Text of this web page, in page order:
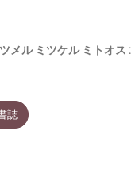
メル ミツケル ミトオ
誌